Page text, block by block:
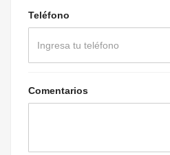
Teléfono
Comentarios